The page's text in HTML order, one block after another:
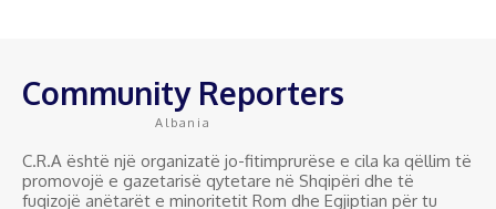
Community Reporters
Albania
C.R.A është një organizatë jo-fitimprurëse e cila ka qëllim të
promovojë e gazetarisë qytetare në Shqipëri dhe të
fuqizojë anëtarët e minoritetit Rom dhe Egjiptian për tu